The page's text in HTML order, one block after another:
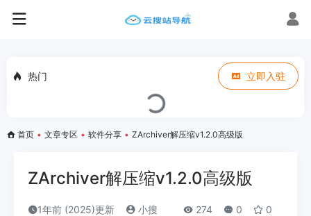
热门 立即入驻
首页 • 文章专区 • 软件分享 • ZArchiver解压缩v1.2.0高级版
ZArchiver解压缩v1.2.0高级版
1年前 (2025)更新 小搜 274 0 0